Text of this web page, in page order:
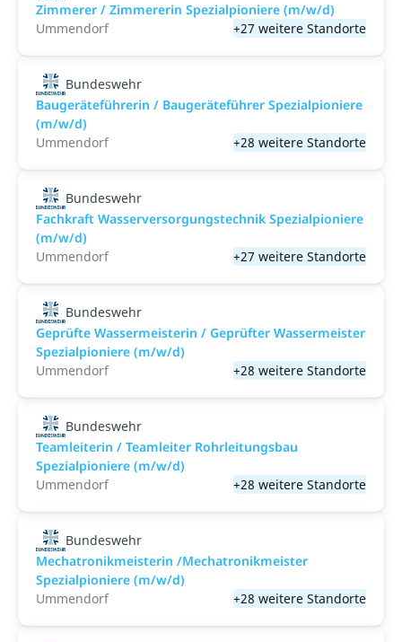
Zimmerer / Zimmererin Spezialpioniere (m/w/d)
Ummendorf
+27 weitere Standorte
Bundeswehr
Baugeräteführerin / Baugeräteführer Spezialpioniere
(m/w/d)
Ummendorf
+28 weitere Standorte
Bundeswehr
Fachkraft Wasserversorgungstechnik Spezialpioniere
(m/w/d)
Ummendorf
+27 weitere Standorte
Bundeswehr
Geprüfte Wassermeisterin / Geprüfter Wassermeister
Spezialpioniere (m/w/d)
Ummendorf
+28 weitere Standorte
Bundeswehr
Teamleiterin / Teamleiter Rohrleitungsbau
Spezialpioniere (m/w/d)
Ummendorf
+28 weitere Standorte
Bundeswehr
Mechatronikmeisterin /Mechatronikmeister
Spezialpioniere (m/w/d)
Ummendorf
+28 weitere Standorte